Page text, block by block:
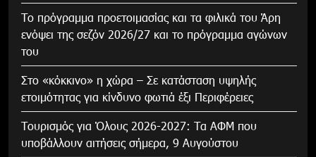
Το πρόγραμμα προετοιμασίας και τα φιλικά του Άρη
ενόψει της σεζόν 2026/27 και το πρόγραμμα αγώνων
του
Στο «κόκκινο» η χώρα – Σε κατάσταση υψηλής
ετοιμότητας για κίνδυνο φωτιά έξι Περιφέρειες
Τουρισμός για Όλους 2026-2027: Τα ΑΦΜ που
υποβάλλουν αιτήσεις σήμερα, 9 Αυγούστου